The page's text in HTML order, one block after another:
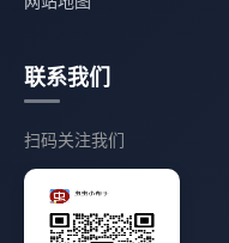
联系我们
扫码关注我们